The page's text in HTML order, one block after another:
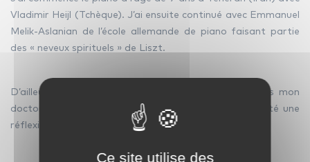
Vladimir Heijl (Tchèque). J’ai ensuite continué avec Emmanuel
Melik-Aslanian de l’école allemande de piano faisant partie
des « neveux spirituels » de Liszt.
D’ailleurs, mon DEA en sciences de l’éducation et puis mon
doctorat en sociologie à EHESS à Paris m’ont apporté une
réflexion plus vaste sur l’humain.
Ce site utilise des